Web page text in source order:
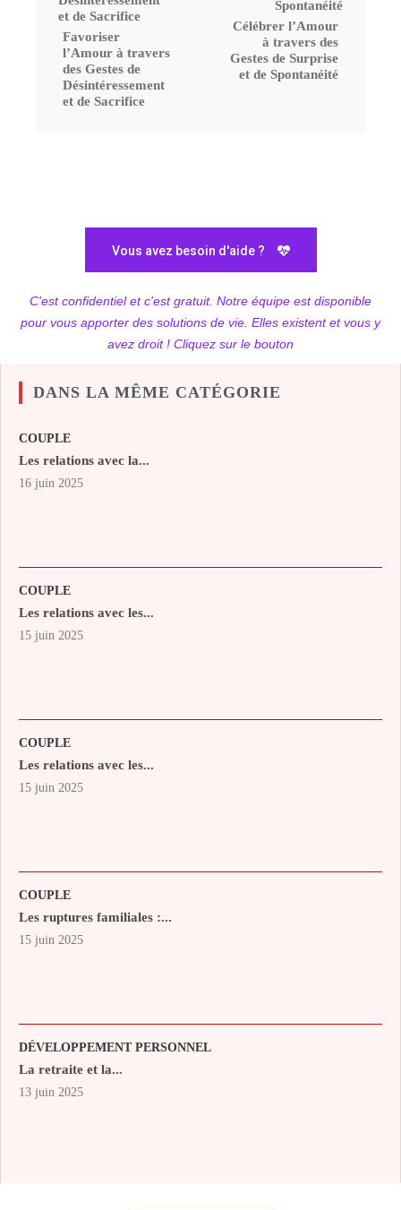
Favoriser
l’Amour à travers
des Gestes de
Désintéressement
et de Sacrifice
Célébrer l’Amour
à travers des
Gestes de Surprise
et de Spontanéité
Vous avez besoin d'aide ?
C'est confidentiel et c'est gratuit. Notre équipe est disponible
pour vous apporter des solutions de vie. Elles existent et vous y
avez droit ! Cliquez sur le bouton
DANS LA MÊME CATÉGORIE
COUPLE
Les relations avec la...
16 juin 2025
COUPLE
Les relations avec les...
15 juin 2025
COUPLE
Les relations avec les...
15 juin 2025
COUPLE
Les ruptures familiales :...
15 juin 2025
DÉVELOPPEMENT PERSONNEL
La retraite et la...
13 juin 2025